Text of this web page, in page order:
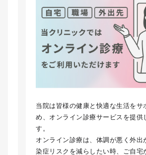
当院は皆様の健康と快適な生活をサ
め、オンライン診療サービスを提供
す。
オンライン診療は、体調が悪く外出
染症リスクを減らしたい時、ご自宅